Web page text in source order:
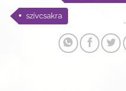
szívcsakra